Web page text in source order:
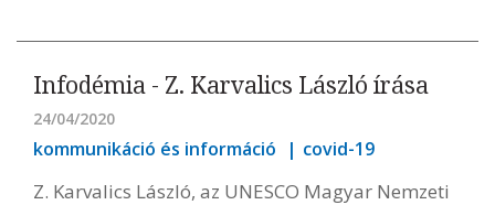
Infodémia - Z. Karvalics László írása
24/04/2020
kommunikáció és információ covid-19
Z. Karvalics László, az UNESCO Magyar Nemzeti